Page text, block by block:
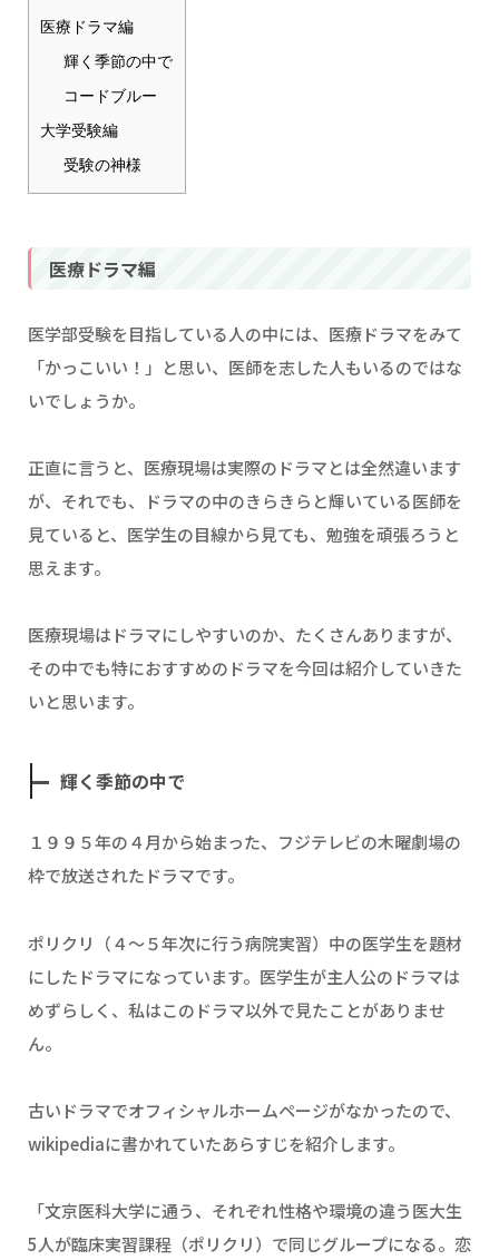
医療ドラマ編
輝く季節の中で
コードブルー
大学受験編
受験の神様
医療ドラマ編
医学部受験を目指している人の中には、医療ドラマをみて
「かっこいい！」と思い、医師を志した人もいるのではな
いでしょうか。
正直に言うと、医療現場は実際のドラマとは全然違います
が、それでも、ドラマの中のきらきらと輝いている医師を
見ていると、医学生の目線から見ても、勉強を頑張ろうと
思えます。
医療現場はドラマにしやすいのか、たくさんありますが、
その中でも特におすすめのドラマを今回は紹介していきた
いと思います。
輝く季節の中で
１９９５年の４月から始まった、フジテレビの木曜劇場の
枠で放送されたドラマです。
ポリクリ（４～５年次に行う病院実習）中の医学生を題材
にしたドラマになっています。医学生が主人公のドラマは
めずらしく、私はこのドラマ以外で見たことがありませ
ん。
古いドラマでオフィシャルホームページがなかったので、
wikipediaに書かれていたあらすじを紹介します。
「文京医科大学に通う、それぞれ性格や環境の違う医大生
5人が臨床実習課程（ポリクリ）で同じグループになる。恋